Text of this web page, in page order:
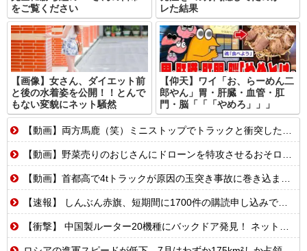
をご覧ください
レた結果
【画像】女さん、ダイエット前
と後の水着姿を公開！！とんで
もない変貌にネット騒然
【仰天】ワイ「お、らーめん二
郎やん」胃・肝臓・血管・肛
門・脳「「「やめろ」」」
【動画】両方馬鹿（笑）ミニストップでトラックと衝突したドラレコが（ノ∇`）
【動画】野菜売りのおじさんにドローンを特攻させるおそロシア。
【動画】首都高で4tトラックが原因の玉突き事故に巻き込まれた軽バンの車載。
【速報】 しんぶん赤旗、短期間に1700件の購読申し込みで嬉し泣き→「うそでーす」虚偽申し込みと判明→ 共産党が刑事告訴「厳重な処罰を求める」
【衝撃】 中国製ルーター20機種にバックドア発見！ ネットに繋ぐだけで35秒ごとに中国のサーバーと通信